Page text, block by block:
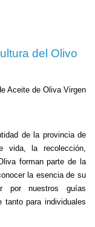
del Olivo
Aceite de Oliva Virgen
de la provincia de
vida, la recolección,
forman parte de la
la esencia de su
por nuestros guías
tanto para individuales